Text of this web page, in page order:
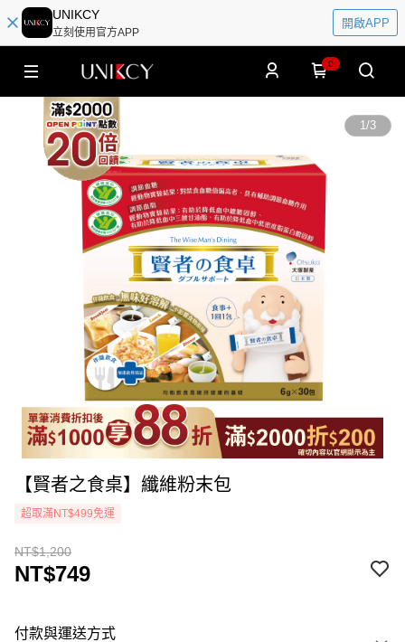
UNIKCY
立刻使用官方APP
開啟APP
0
1/3
【賢者之食桌】纖維粉末包
超取滿NT$499免運
NT$1,200
NT$749
付款與運送方式